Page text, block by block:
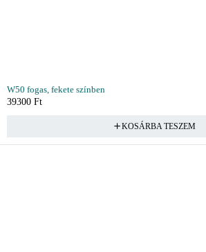
W50 fogas, fekete színben
39300 Ft
KOSÁRBA TESZEM